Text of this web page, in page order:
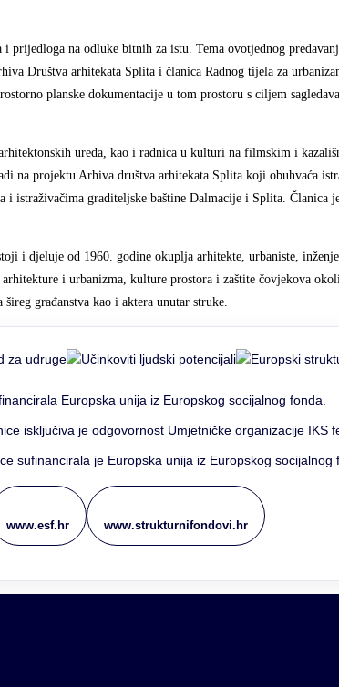
na odluke bitnih za istu. Tema ovotjednog
Društva arhitekata Splita i članica Radnog tijela za
planske dokumentacije u tom prostoru s ciljem
ureda, kao i radnica u kulturi na filmskim i
na projektu Arhiva društva arhitekata Splita koji obuhvaća
istraživačima graditeljske baštine Dalmacije i Splita.
i djeluje od 1960. godine okuplja arhitekte, urbaniste,
i urbanizma, kulture prostora i zaštite čovjekova
građanstva kao i aktera unutar struke.
Europska unija iz Europskog socijalnog fonda.
isključiva je odgovornost Umjetničke organizacije IKS
sufinancirala je Europska unija iz Europskog socijalnog
www.esf.hr www.strukturnifondovi.hr